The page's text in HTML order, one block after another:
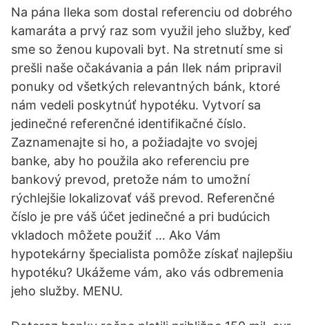
Na pána Ileka som dostal referenciu od dobrého
kamaráta a prvý raz som využil jeho služby, keď
sme so ženou kupovali byt. Na stretnutí sme si
prešli naše očakávania a pán Ilek nám pripravil
ponuky od všetkých relevantných bánk, ktoré
nám vedeli poskytnúť hypotéku. Vytvorí sa
jedinečné referenčné identifikačné číslo.
Zaznamenajte si ho, a požiadajte vo svojej
banke, aby ho použila ako referenciu pre
bankový prevod, pretože nám to umožní
rýchlejšie lokalizovať váš prevod. Referenčné
číslo je pre váš účet jedinečné a pri budúcich
vkladoch môžete použiť … Ako Vám
hypotekárny špecialista pomôže získať najlepšiu
hypotéku? Ukážeme vám, ako vás odbremenia
jeho služby. MENU.